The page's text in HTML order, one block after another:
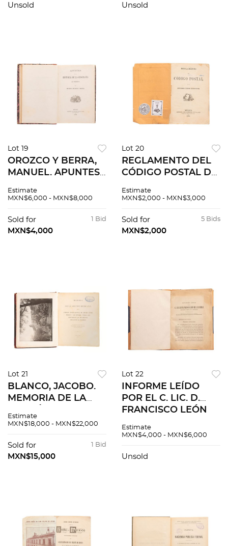
DE NACIMIENTO
Unsold
LITOGRAFÍA DE
Unsold
Lot 19
OROZCO Y BERRA,
MANUEL. APUNTES
DE LA GEOGRAFÍA
MÉXICO: IMPRENTA
DE FRANCISCO DÍAZ
Estimate
MXN$6,000 - MXN$8,000
1 Bid
Sold for
MXN$4,000
Lot 20
REGLAMENTO DEL
CÓDIGO POSTAL DE
UNIDOS
MÉXICO: IMPRENTA
DEL GOBIERNO, EN
Estimate
MXN$2,000 - MXN$3,000
5 Bids
Sold for
MXN$2,000
Lot 21
BLANCO, JACOBO.
MEMORIA DE LA
DE LA COMISIÓN
LÍMITES ENTRE
MÉXICO Y LOS E.U.A.
Estimate
MXN$18,000 - MXN$22,000
1 Bid
Sold for
MXN$15,000
Lot 22
INFORME LEÍDO
POR EL C. LIC. D.
FRANCISCO LEÓN
PRESIDENTE
REPÚBLICA. Sin pie
Estimate
MXN$4,000 - MXN$6,000
Unsold